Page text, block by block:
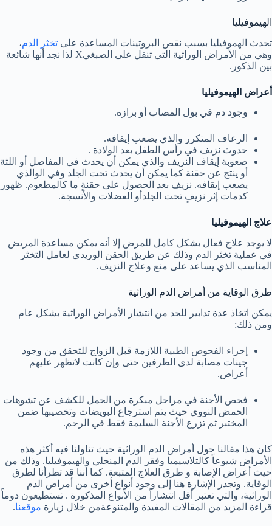
الهيموفيليا
تحدث الهموفيليا بسبب نقص البروتينات المساعدة على تخثر الدم،
وهي من الأمراض الوراثية التي تنقل على الصبغيX لذا نجد أنها شائعة
بين الذكور.
أعراض الهيموفيليا
وجود دم في بول المصاب أو برازه.
الرعاف المتكرر والذي يصعب إيقافه.
حدوث نزيف في رأس الطفل بعد الولادة .
صعوبة إيقاف النزيف والذي يمكن أن يحدث في المفاصل أو اللثة
أو ينتج عن حقنة كما يمكن أن يحدث تحت الجلد وفي الوالذي
يصعب إيقافه. نزيف بعد الحصول على حقنةٍ ما كالمطعوم. ظهور
كدمات إثر نزيفٍ تحت الجلدأو العضلات والأنسجة.
علاج الهيموفيليا
لا يوجد علاج فعال بشكل كامل للمرض إلا أنه يمكن مساعدة المريض
في عملية تخثر الدم وذلك عن طريق الحقن الوريدي لعامل التخثر
المناسب الذي يساعد على منع وعلاج النزيف.
طرق الوقاية من أمراض الدم الوراثية
يمكن اتخاذ عدة تدابير للحد من انتشار الأمراض الوراثية بشكل عام
ومن ذلك:
إجراء الفحوص الطبية اللازمة قبل الزواج للتحقق من وجود
جينات مصابة لدى الطرفين حتى وإن كانت لاتظهر عليهم
أعراض.
فحص الأجنة في مراحل مبكرة من الحمل للكشف عن تشوهات
الحمض النووي حيث يتم استرجاع البويضات وتخصيبها ضمن
المختبر ثم تزرع الأجنة السليمة فقط في الرحم.
كان هذا مقالنا حول أمراض الدم الوراثية حيث تناولنا فيه أكثر هذه
الأمراض شيوعاً كالتلاسيميا وفقر الدم المنجلي والهيموفيليا. وذلك من
حيث أعراض الإصابة و طرق العلاج المتبعة. كما أننا قد تطرأنا لطرق
الوقاية. وتجدر الإشارة هنا إلى وجود أنواع أخرى من أمراض الدم
الوراثية، والتي تعتبر أقل انتشاراً من الأنواع المذكورة . تستطيعون دوماً
قراءة المزيد من المقالات المفيدة والمتنوعةمن خلال زيارة موقعنا.